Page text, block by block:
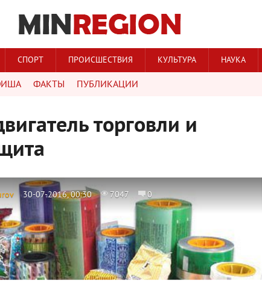
СПОРТ ПРОИСШЕСТВИЯ КУЛЬТУРА НАУКА
ФАКТЫ ПУБЛИКАЦИИ
торговли и
30-07-2016, 00:30 7047 0